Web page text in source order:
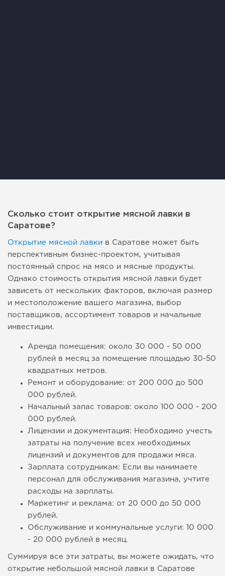
Сколько стоит открытие мясной лавки в
Саратове?
Открытие мясной лавки в Саратове может быть
перспективным бизнес-проектом, учитывая
постоянный спрос на мясо и мясные продукты.
Однако стоимость открытия мясной лавки будет
зависеть от нескольких факторов, включая размер
и местоположение вашего магазина, выбор
поставщиков, ассортимент товаров и начальные
инвестиции.
Аренда помещения: около 30 000 - 50 000
рублей в месяц за помещение площадью 30-50
квадратных метров.
Ремонт и оборудование: от 200 000 до 500
000 рублей.
Начальный запас товаров: около 100 000 - 200
000 рублей.
Лицензии и документация: Необходимо учесть
затраты на получение всех необходимых
лицензий и документов для продажи мяса.
Зарплата сотрудникам: Если вы нанимаете
персонал для обслуживания магазина, учтите
расходы на зарплаты.
Маркетинг и реклама: от 20 000 до 50 000
рублей.
Обслуживание и коммунальные услуги: 10 000
- 20 000 рублей в месяц.
Суммируя все эти затраты, вы можете ожидать, что
открытие небольшой мясной лавки в Саратове